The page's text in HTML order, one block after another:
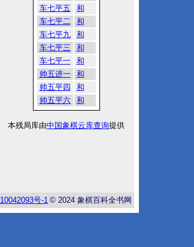
车七平五
和
车七平二
和
车七平九
和
车七平三
和
车七平一
和
帅五进一
和
帅五平四
和
帅五平六
和
本残局库由中国象棋云库查询提供
10042093号-1 © 2024 象棋百科全书网